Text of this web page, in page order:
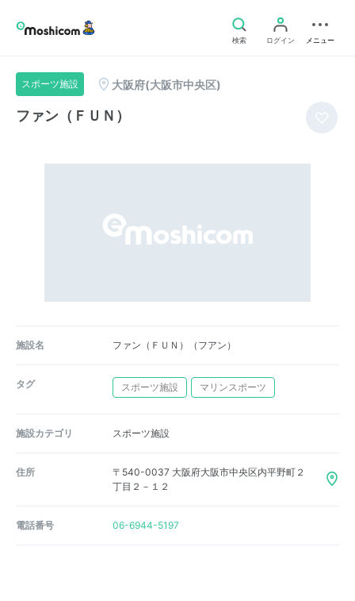
検索 ログイン メニュー
スポーツ施設 大阪府(大阪市中央区)
ファン（ＦＵＮ）
施設名 ファン（ＦＵＮ）（フアン）
タグ スポーツ施設 マリンスポーツ
施設カテゴリ スポーツ施設
住所
〒540-0037 大阪府大阪市中央区内平野町２
丁目２－１２
電話番号 06-6944-5197